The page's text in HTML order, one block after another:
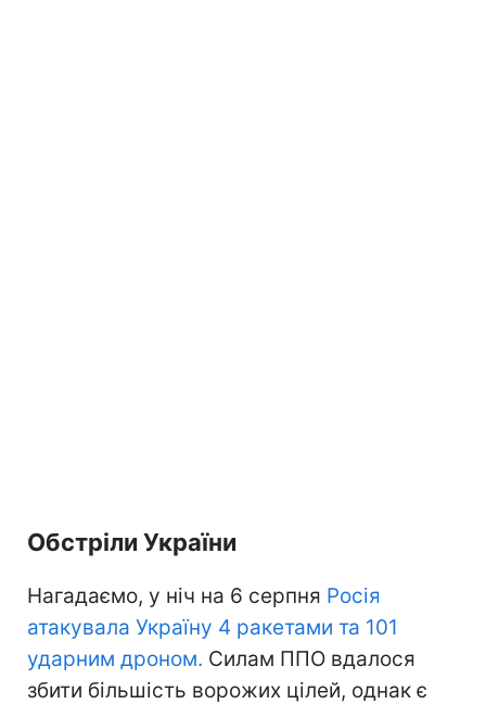
Обстріли України
Нагадаємо, у ніч на 6 серпня Росія
атакувала Україну 4 ракетами та 101
ударним дроном. Силам ППО вдалося
збити більшість ворожих цілей, однак є